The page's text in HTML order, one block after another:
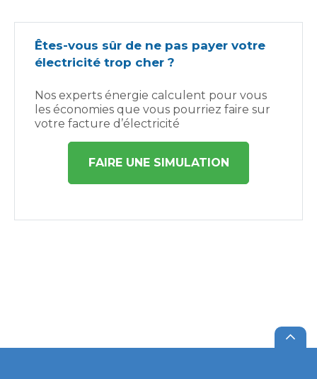
Êtes-vous sûr de ne pas payer votre
électricité trop cher ?
Nos experts énergie calculent pour vous
les économies que vous pourriez faire sur
votre facture d’électricité
FAIRE UNE SIMULATION